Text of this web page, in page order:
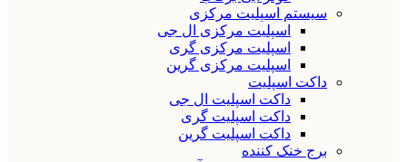
سیستم اسپلیت مرکزی
اسپلیت مرکزی ال جی
اسپلیت مرکزی گری
اسپلیت مرکزی گرین
داکت اسپلیت
داکت اسپلیت ال جی
داکت اسپلیت گری
داکت اسپلیت گرین
برج خنک کننده